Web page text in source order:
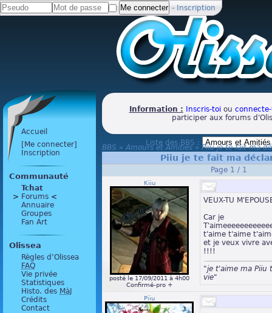
- Inscription
Accueil
[Me connecter]
Inscription
Communauté
Tchat
> Forums <
Annuaire
Groupes
Fan Art
Olissea
Règles d’Olissea
FAQ
Vie privée
Statistiques
Histo. des MàJ
Crédits
Contact
Information : Inscris-toiou
participer aux forums
Liste des BBS :
BBS » Amours et Amitiés» Piiu je te fait ma
Piiu je te fait ma
Page 1 / 1
Kiiu
posté le 17/09/2011 à 4h00
Confirmé-pro +
VEUX-TU
Car je
t'aime t'aime
et je veux vivre
!!!!
"je t'aime ma Piiu
vie"
Piiu